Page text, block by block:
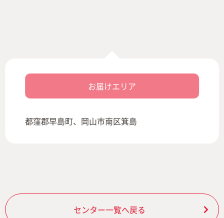
お届けエリア
都窪郡早島町、岡山市南区箕島
センター一覧へ戻る